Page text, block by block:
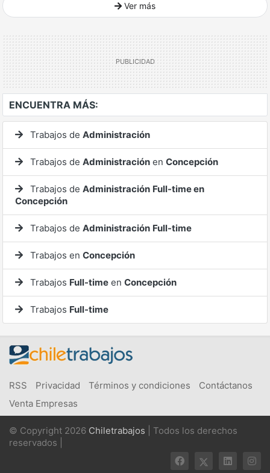
Ver más
ENCUENTRA MÁS:
Trabajos de Administración
Trabajos de Administración en Concepción
Trabajos de Administración Full-time en
Concepción
Trabajos de Administración Full-time
Trabajos en Concepción
Trabajos Full-time en Concepción
Trabajos Full-time
RSS Privacidad Términos y condiciones
Contáctanos
Venta Empresas
© Copyright 2026 Chiletrabajos | Todos los derechos
reservados |